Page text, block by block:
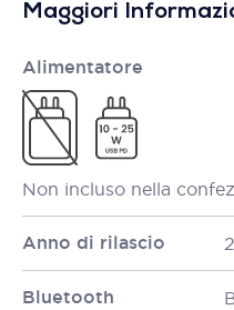
Maggiori
Alimentatore
Non incluso nella
Anno di rilascio
Bluetooth